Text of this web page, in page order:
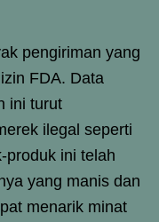
pengiriman yang
FDA. Data
ini turut
ilegal seperti
produk ini telah
yang manis dan
menarik minat